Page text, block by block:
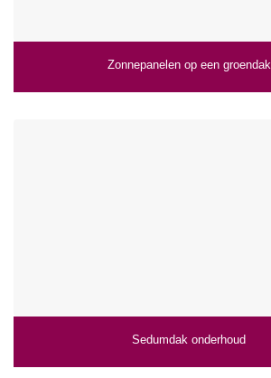
Zonnepanelen op een groendak
Sedumdak onderhoud